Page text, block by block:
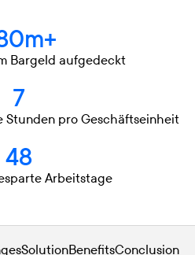
Bargeld aufgedeckt
7
pro Geschäftseinheit
48
Arbeitstage
SolutionBenefitsConclusion